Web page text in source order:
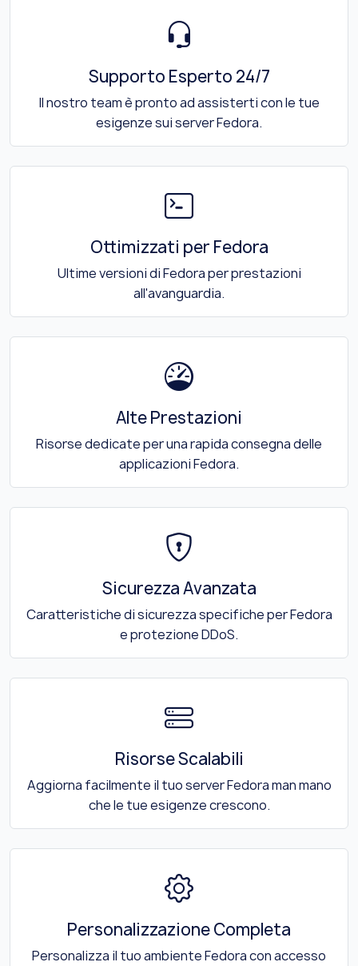
Supporto Esperto 24/7
Il nostro team è pronto ad assisterti con le tue
esigenze sui server Fedora.
Ottimizzati per Fedora
Ultime versioni di Fedora per prestazioni
all'avanguardia.
Alte Prestazioni
Risorse dedicate per una rapida consegna delle
applicazioni Fedora.
Sicurezza Avanzata
Caratteristiche di sicurezza specifiche per Fedora
e protezione DDoS.
Risorse Scalabili
Aggiorna facilmente il tuo server Fedora man mano
che le tue esigenze crescono.
Personalizzazione Completa
Personalizza il tuo ambiente Fedora con accesso